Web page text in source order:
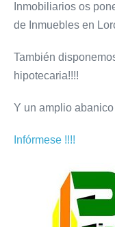
Inmobiliarios os
de Inmuebles en
También
hipotecaria!!!!
Y un amplio
Infórmese !!!!